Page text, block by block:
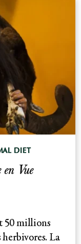
DIET
Vue
50 millions
La